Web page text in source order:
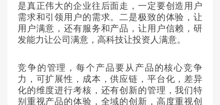
是真正伟大的企业往后面走，一定要创造用户
需求和引领用户的需求。二是极致的体验，让
用户满意，还有服务和产品，让用户信赖，研
发能力让公司满意，高科技让投资人满意。
竞争的管理，每个产品要从产品的核心竞争
力，可扩展性，成本，供应链，平台化，差异
化的维度进行考核，还有创新的管理，我们特
别重视产品的体验，全域的创新，高度重视创